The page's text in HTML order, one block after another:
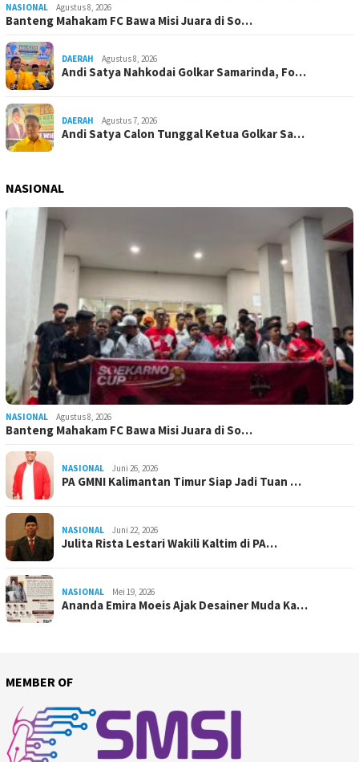
NASIONAL Agustus 8, 2026
Banteng Mahakam FC Bawa Misi Juara di So…
DAERAH Agustus 8, 2026
Andi Satya Nahkodai Golkar Samarinda, Fo…
DAERAH Agustus 7, 2026
Andi Satya Calon Tunggal Ketua Golkar Sa…
NASIONAL
NASIONAL Agustus 8, 2026
Banteng Mahakam FC Bawa Misi Juara di So…
NASIONAL Juni 26, 2026
PA GMNI Kalimantan Timur Siap Jadi Tuan …
NASIONAL Juni 22, 2026
Julita Rista Lestari Wakili Kaltim di PA…
NASIONAL Mei 19, 2026
Ananda Emira Moeis Ajak Desainer Muda Ka…
MEMBER OF